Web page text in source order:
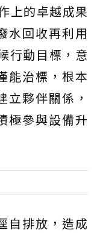
上的卓越成果
水回收再利用
行動目標，意
能治標，根本
立夥伴關係，
極參與設備升
自排放，造成